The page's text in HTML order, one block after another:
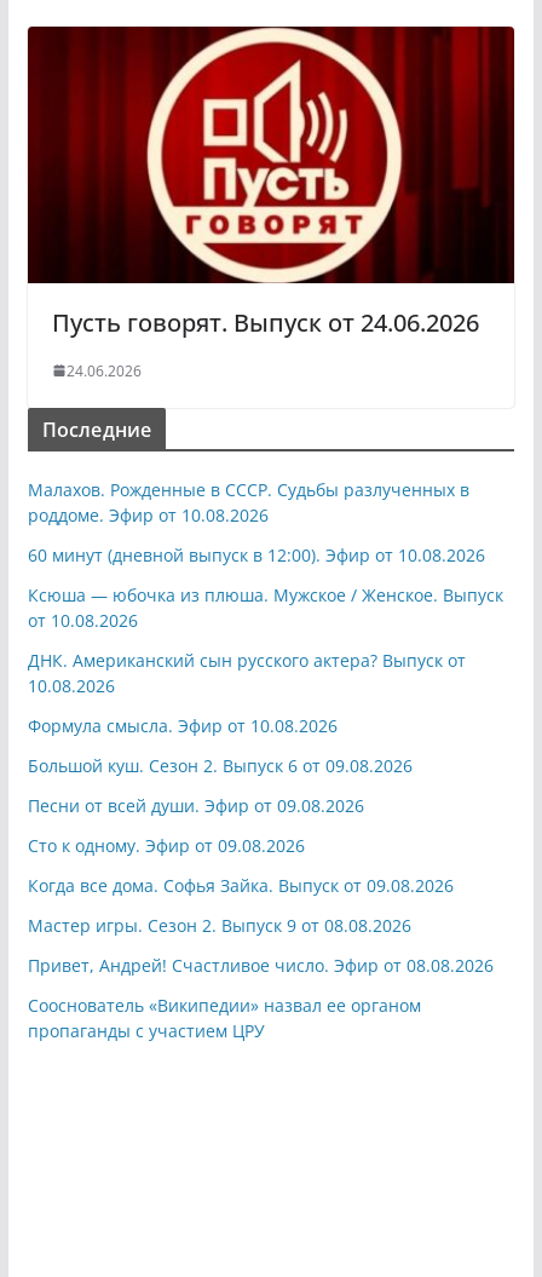
Пусть говорят. Выпуск от 24.06.2026
24.06.2026
Последние
Малахов. Рожденные в СССР. Судьбы разлученных в
роддоме. Эфир от 10.08.2026
60 минут (дневной выпуск в 12:00). Эфир от 10.08.2026
Ксюша — юбочка из плюша. Мужское / Женское. Выпуск
от 10.08.2026
ДНК. Американский сын русского актера? Выпуск от
10.08.2026
Формула смысла. Эфир от 10.08.2026
Большой куш. Сезон 2. Выпуск 6 от 09.08.2026
Песни от всей души. Эфир от 09.08.2026
Сто к одному. Эфир от 09.08.2026
Когда все дома. Софья Зайка. Выпуск от 09.08.2026
Мастер игры. Сезон 2. Выпуск 9 от 08.08.2026
Привет, Андрей! Счастливое число. Эфир от 08.08.2026
Сооснователь «Википедии» назвал ее органом
пропаганды с участием ЦРУ